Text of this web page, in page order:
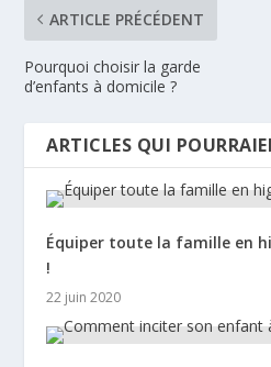
ARTICLE PRÉCÉDENT
Pourquoi choisir la garde
d’enfants à domicile ?
ARTICLES QUI
Équiper toute la famille en
!
22 juin 2020